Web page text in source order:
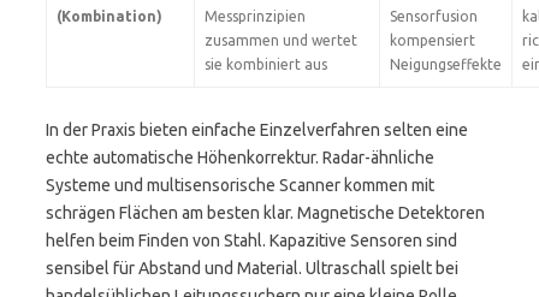
(Kombination)
Messprinzipien
zusammen und wertet
sie kombiniert aus
Sensorfusion
kompensiert
Neigungseffekte
In der Praxis bieten einfache Einzelverfahren selten eine
echte automatische Höhenkorrektur. Radar-ähnliche
Systeme und multisensorische Scanner kommen mit
schrägen Flächen am besten klar. Magnetische Detektoren
helfen beim Finden von Stahl. Kapazitive Sensoren sind
sensibel für Abstand und Material. Ultraschall spielt bei